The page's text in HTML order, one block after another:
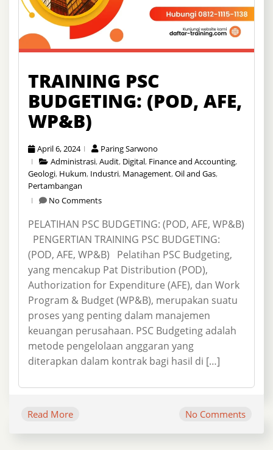
TRAINING PSC
BUDGETING: (POD, AFE,
WP&B)
April 6, 2024
Paring Sarwono
Administrasi,Audit, Digital, Finance and Accounting,
Geologi, Hukum, Industri, Management,Oil and Gas,
Pertambangan
No Comments
PELATIHAN PSC BUDGETING: (POD, AFE, WP&B)
PENGERTIAN TRAINING PSC BUDGETING:
(POD, AFE, WP&B) Pelatihan PSC Budgeting,
yang mencakup Pat Distribution (POD),
Authorization for Expenditure (AFE), dan Work
Program & Budget (WP&B), merupakan suatu
proses yang penting dalam manajemen
keuangan perusahaan. PSC Budgeting adalah
metode pengelolaan anggaran yang
diterapkan dalam kontrak bagi hasil di […]
Read More No Comments